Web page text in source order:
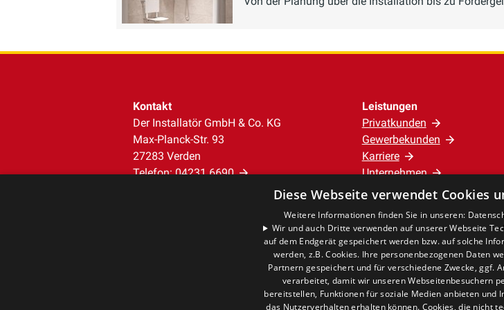
Kontakt
Der Installatör GmbH & Co. KG
Max-Planck-Str. 93
27283 Verden
Telefon:04231 6690
Leistungen
Privatkunden
Gewerbekunden
Karriere
Unternehmen
Standort
Verden
Diese Webseite verwendet Cookies
Weitere Informationen finden Sie in unseren:
Wir und auch Dritte verwenden auf unserer Webseite
auf dem Endgerät gespeichert werden bzw. auf solche
werden, z.B. Cookies. Ihre personenbezogenen Daten
Partnern gespeichert und für verschiedene Zwecke, ggf.
verarbeitet, damit wir unseren Webseitenbesuchern
bereitstellen, Funktionen für soziale Medien anbieten und
das Nutzerverhalten erhalten können. Cookies, die nicht